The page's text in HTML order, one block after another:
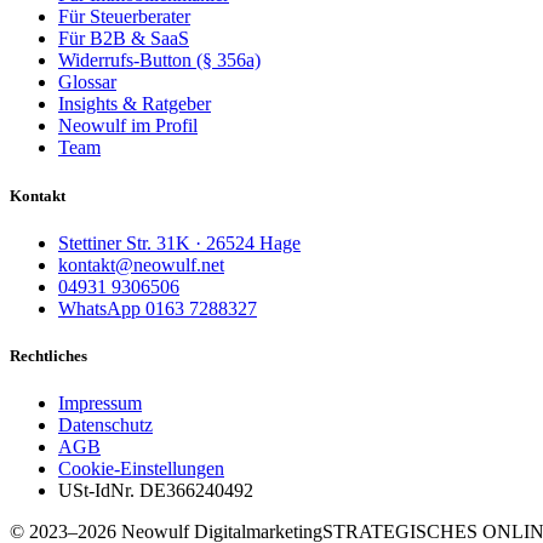
Für Steuerberater
Für B2B & SaaS
Widerrufs-Button (§ 356a)
Glossar
Insights & Ratgeber
Neowulf im Profil
Team
Kontakt
Stettiner Str. 31K · 26524 Hage
kontakt@neowulf.net
04931 9306506
WhatsApp 0163 7288327
Rechtliches
Impressum
Datenschutz
AGB
Cookie-Einstellungen
USt-IdNr. DE366240492
© 2023–2026 Neowulf DigitalmarketingSTRATEGISCHES